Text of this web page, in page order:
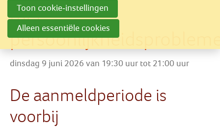
hoofdinhoud
met
dinsdag 9 juni 2026 van 19:30 uur tot 21:00 uur
De aanmeldperiode is
voorbij
Lid worden
Zoek
Toon cookie-instellingen
Alleen essentiële cookies